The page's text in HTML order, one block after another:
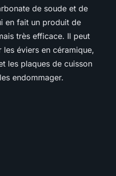
de soude et de
en fait un produit de
très efficace. Il peut
éviers en céramique,
les plaques de cuisson
endommager.